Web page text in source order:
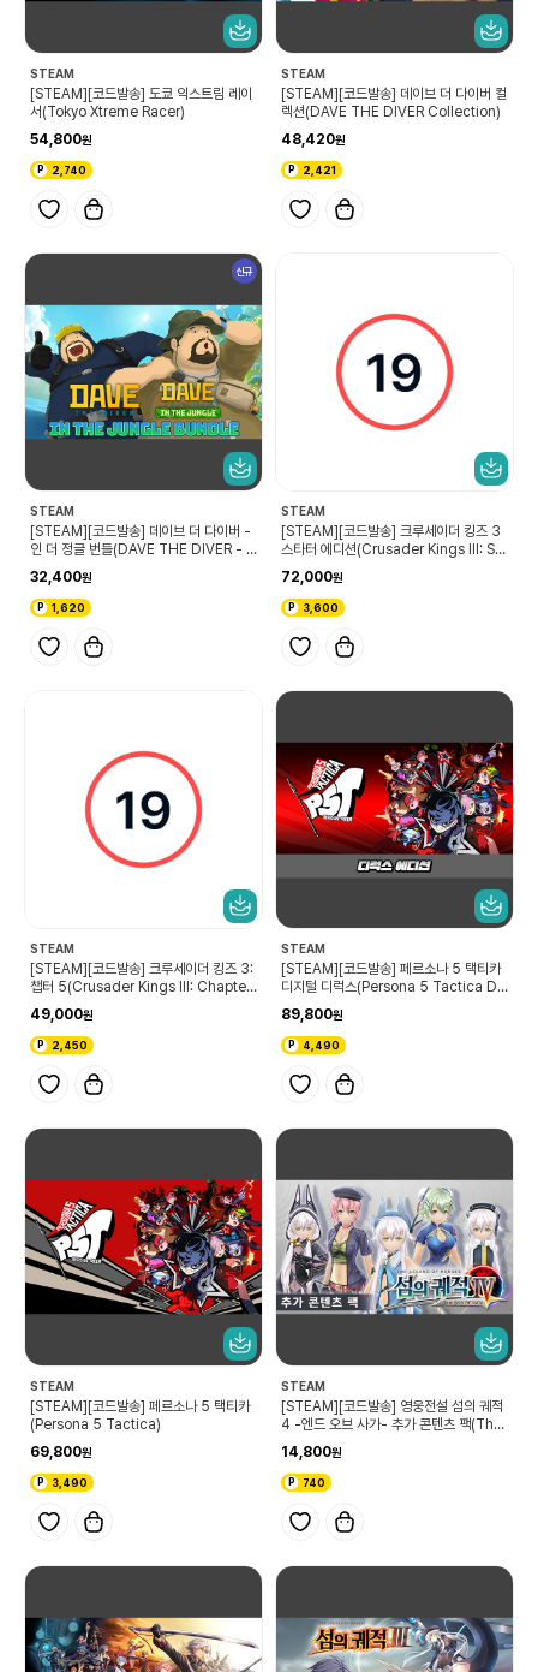
STEAM
[STEAM][코드발송] 도쿄 익스트림 레이
서(Tokyo Xtreme Racer)
54,800
2,740
STEAM
[STEAM][코드발송] 데이브 더 다이버 컬
렉션(DAVE THE DIVER Collection)
48,420
2,421
신규
STEAM
[STEAM][코드발송] 데이브 더 다이버 -
인 더 정글 번들(DAVE THE DIVER - I
32,400
1,620
STEAM
[STEAM][코드발송] 크루세이더 킹즈 3
스타터 에디션(Crusader Kings III: Sta
72,000
3,600
STEAM
[STEAM][코드발송] 크루세이더 킹즈 3:
챕터 5(Crusader Kings III: Chapter
49,000
2,450
STEAM
[STEAM][코드발송] 페르소나 5 택티카
디지털 디럭스(Persona 5 Tactica Di
89,800
4,490
STEAM
[STEAM][코드발송] 페르소나 5 택티카
(Persona 5 Tactica)
69,800
3,490
STEAM
[STEAM][코드발송] 영웅전설 섬의 궤적
4 -엔드 오브 사가- 추가 콘텐츠 팩(The
V -THE END OF SAGA- Additiona
l Contents Pack)
14,800
740